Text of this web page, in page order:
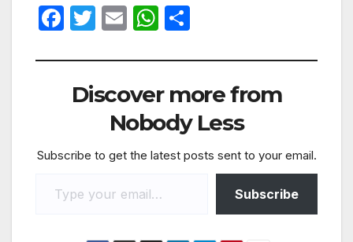
F
c
e
o
o
k
T
itt
er
E
ail
W
at
s
A
p
p
ar
e
Discover more from
Nobody Less
Subscribe to get the latest posts sent to your email.
Subscribe